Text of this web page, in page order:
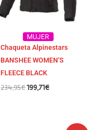
MUJER
Chaqueta Alpinestars
BANSHEE WOMEN’S
FLEECE BLACK
234,95€199,71€